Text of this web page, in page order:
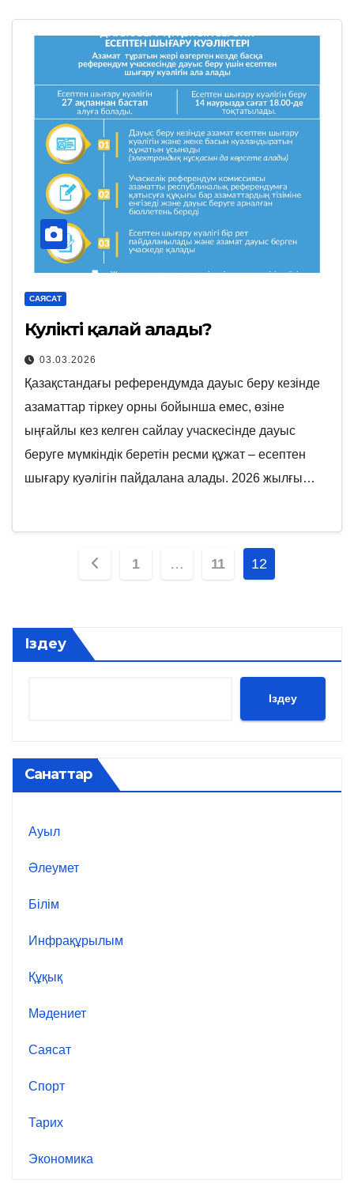
САЯСАТ
Куәлікті қалай алады?
03.03.2026
Қазақстандағы референдумда дауыс беру кезінде
азаматтар тіркеу орны бойынша емес, өзіне
ыңғайлы кез келген сайлау учаскесінде дауыс
беруге мүмкіндік беретін ресми құжат – есептен
шығару куәлігін пайдалана алады. 2026 жылғы…
Posts
1 … 11 12
Іздеу
Іздеу
Санаттар
Ауыл
Әлеумет
Білім
Инфрақұрылым
Құқық
Мәдениет
Саясат
Спорт
Тарих
Экономика